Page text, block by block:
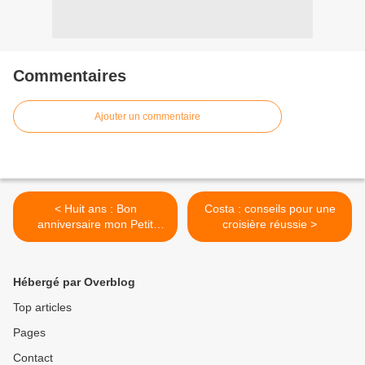
Commentaires
Ajouter un commentaire
< Huit ans : Bon
anniversaire mon Petit
Bonhomme !
Costa : conseils pour une
croisière réussie >
Hébergé par Overblog
Top articles
Pages
Contact